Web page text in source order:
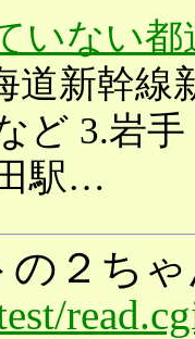
いない
道新幹線
ど 3.岩
駅…
の２ち